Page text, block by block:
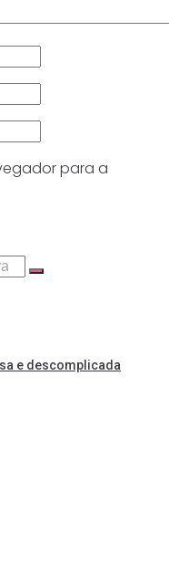
para a
e descomplicada